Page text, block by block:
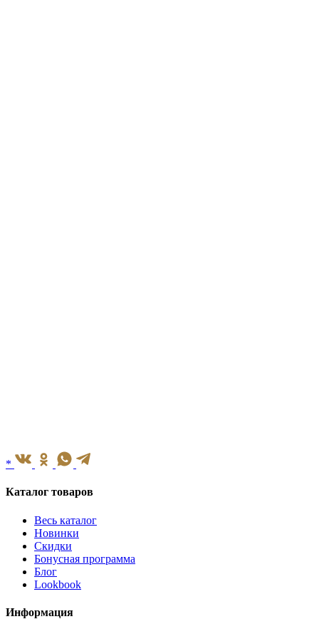
*
Каталог товаров
Весь каталог
Новинки
Скидки
Бонусная программа
Блог
Lookbook
Информация